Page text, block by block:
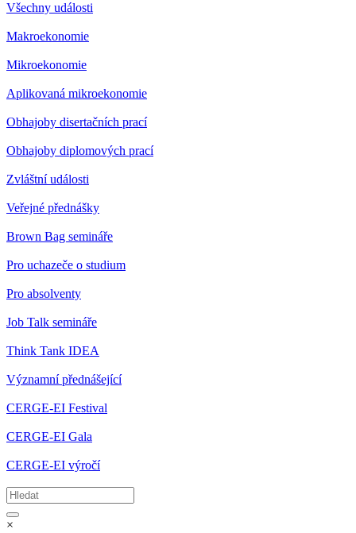
Všechny události
Makroekonomie
Mikroekonomie
Aplikovaná mikroekonomie
Obhajoby disertačních prací
Obhajoby diplomových prací
Zvláštní události
Veřejné přednášky
Brown Bag semináře
Pro uchazeče o studium
Pro absolventy
Job Talk semináře
Think Tank IDEA
Významní přednášející
CERGE-EI Festival
CERGE-EI Gala
CERGE-EI výročí
×